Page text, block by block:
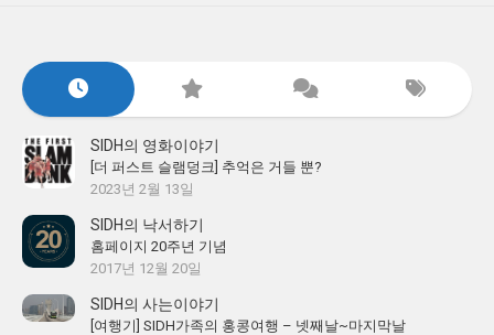
SIDH의 영화이야기
[더 퍼스트 슬램덩크] 추억은 거들 뿐?
2023년 2월 13일
SIDH의 낙서하기
홈페이지 20주년 기념
2017년 12월 20일
SIDH의 사는이야기
[여행기] SIDH가족의 홍콩여행 – 넷째날~마지막날